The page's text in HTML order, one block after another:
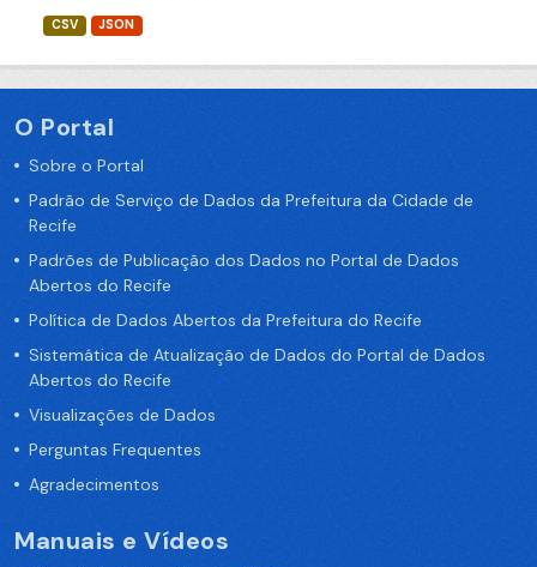
CSV JSON
O Portal
Sobre o Portal
Padrão de Serviço de Dados da Prefeitura da Cidade de
Recife
Padrões de Publicação dos Dados no Portal de Dados
Abertos do Recife
Política de Dados Abertos da Prefeitura do Recife
Sistemática de Atualização de Dados do Portal de Dados
Abertos do Recife
Visualizações de Dados
Perguntas Frequentes
Agradecimentos
Manuais e Vídeos